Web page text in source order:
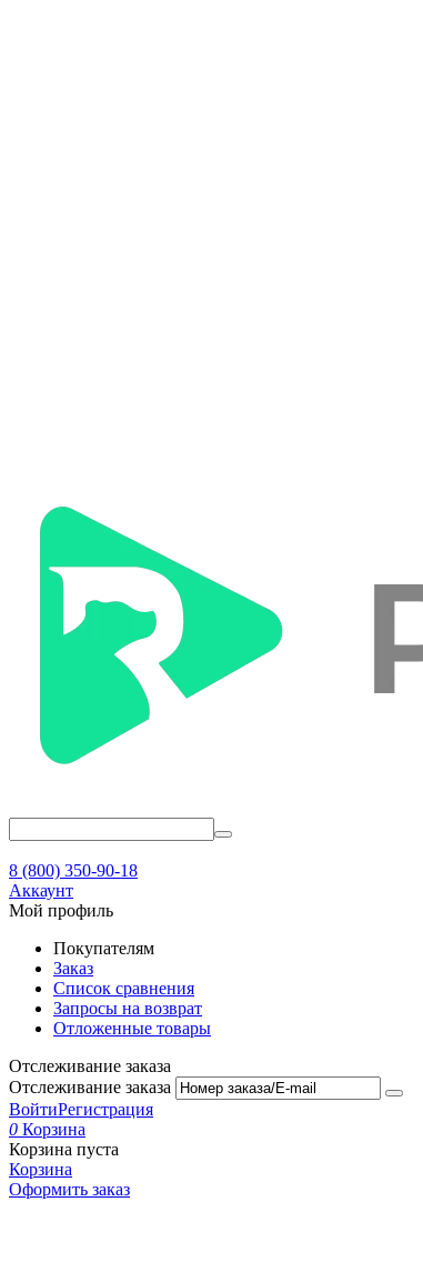
8 (800) 350-90-18
Аккаунт
Мой профиль
Покупателям
Заказ
Список сравнения
Запросы на возврат
Отложенные товары
Отслеживание заказа
Отслеживание заказа
ВойтиРегистрация
0 Корзина
Корзина пуста
Корзина
Оформить заказ